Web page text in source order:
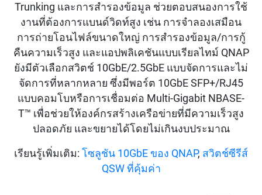
Trunking และการสำรองข้อมูล ช่วยตอบสนองการใช้
งานที่ต้องการแบนด์วิดท์สูง เช่น การจำลองเสมือน
การถ่ายโอนไฟล์ขนาดใหญ่ การสำรองข้อมูล/การกู้
คืนความเร็วสูง และแอปพลิเคชันแบบเรียลไทม์ QNAP
ยังมีตัวเลือกสวิตช์ 10GbE/2.5GbE แบบจัดการและไม่
จัดการที่หลากหลาย ซึ่งมีพอร์ต 10GbE SFP+/RJ45
แบบคอมโบหรือการเชื่อมต่อ Multi-Gigabit NBASE-
T™ เพื่อช่วยให้องค์กรสร้างเครือข่ายที่มีความเร็วสูง
ปลอดภัย และขยายได้โดยไม่เกินงบประมาณ
เรียนรู้เพิ่มเติม: โซลูชัน 10GbE ของ QNAP, สวิตช์ซีรีส์
QSW ที่คุ้มค่า